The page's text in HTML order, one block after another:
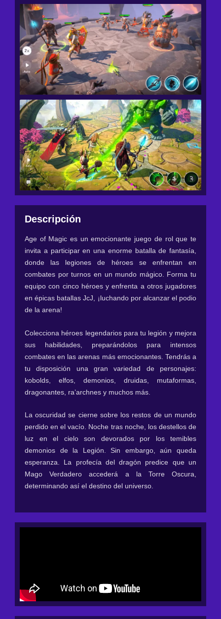
Descripción
Age of Magic es un emocionante juego de rol que te
invita a participar en una enorme batalla de fantasía,
donde las legiones de héroes se enfrentan en
combates por turnos en un mundo mágico. Forma tu
equipo con cinco héroes y enfrenta a otros jugadores
en épicas batallas JcJ, ¡luchando por alcanzar el podio
de la arena!
Colecciona héroes legendarios para tu legión y mejora
sus habilidades, preparándolos para intensos
combates en las arenas más emocionantes. Tendrás a
tu disposición una gran variedad de personajes:
kobolds, elfos, demonios, druidas, mutaformas,
dragonantes, ra’archnes y muchos más.
La oscuridad se cierne sobre los restos de un mundo
perdido en el vacío. Noche tras noche, los destellos de
luz en el cielo son devorados por los temibles
demonios de la Legión. Sin embargo, aún queda
esperanza. La profecía del dragón predice que un
Mago Verdadero accederá a la Torre Oscura,
determinando así el destino del universo.